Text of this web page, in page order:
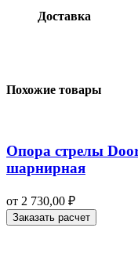
Доставка
Похожие товары
Опора стрелы
шарнирная
от 2 730,00 ₽
Заказать расчет